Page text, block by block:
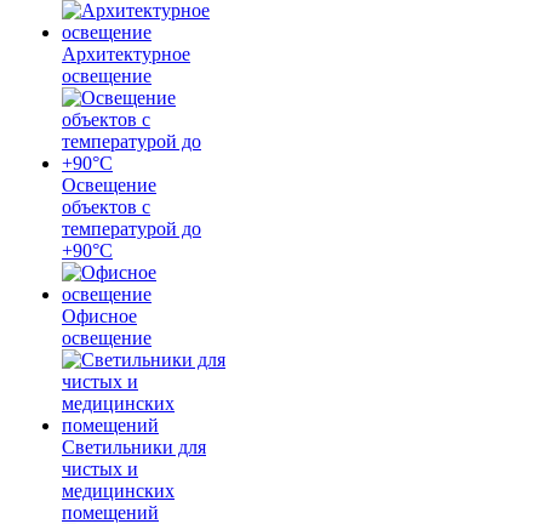
Архитектурное
освещение
Освещение
объектов с
температурой до
+90°С
Офисное
освещение
Светильники для
чистых и
медицинских
помещений